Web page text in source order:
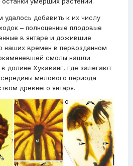
добавить к их числу
– полноценные плодовые
в янтаре и дожившие
наших времен в первозданном
смолы нашли
долине Хукаванг, где залегают
мелового периода
древнего янтаря.